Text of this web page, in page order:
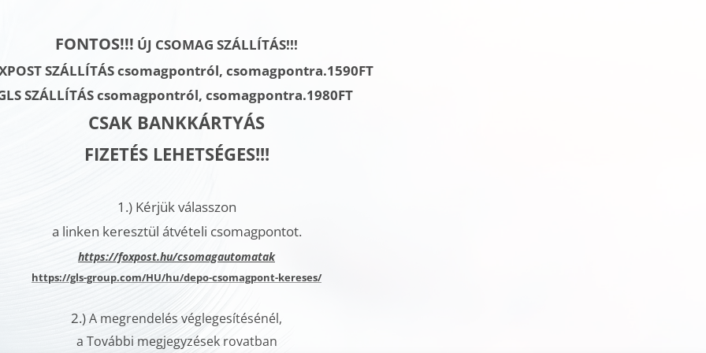
FONTOS!!! ÚJ CSOMAG SZÁLLÍTÁS!!!
SZÁLLÍTÁS csomagpontról, csomagpontra.1590FT
SZÁLLÍTÁScsomagpontról, csomagpontra.1980FT
CSAK BANKKÁRTYÁS
FIZETÉS LEHETSÉGES!!!
1.)Kérjük válasszon
a linken keresztül átvételi csomagpontot.
https://foxpost.hu/csomagautomatak
https://gls-group.com/HU/hu/depo-csomagpont-kereses/
2.)A megrendelés véglegesítésénél,
a További megjegyzések rovatban